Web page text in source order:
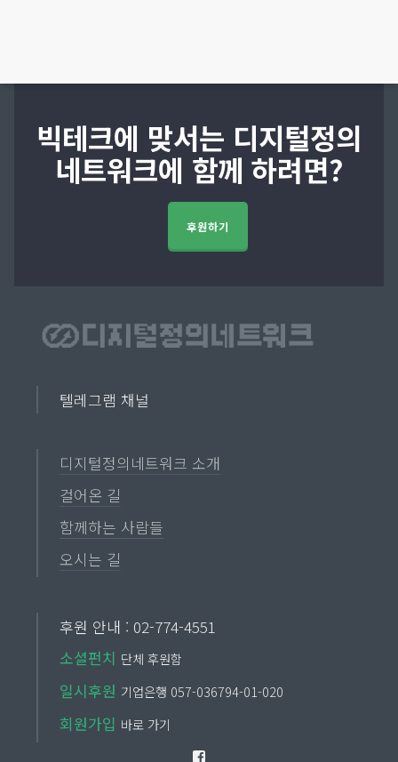
빅테크에 맞서는 디지털정의
네트워크에 함께 하려면?
후원하기
텔레그램 채널
디지털정의네트워크 소개
걸어온 길
함께하는 사람들
오시는 길
후원 안내 : 02-774-4551
소셜펀치 단체 후원함
일시후원 기업은행 057-036794-01-020
회원가입 바로 가기
Facebook